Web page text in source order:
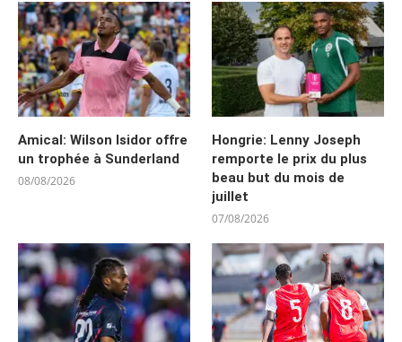
Amical: Wilson Isidor offre
un trophée à Sunderland
08/08/2026
Hongrie: Lenny Joseph
remporte le prix du plus
beau but du mois de
juillet
07/08/2026